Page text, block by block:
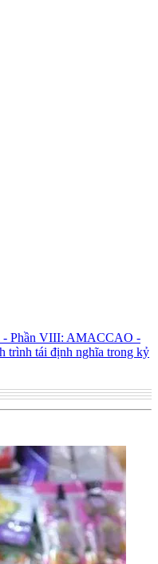
- Phần VIII: AMACCAO -
trình tái định nghĩa trong kỷ